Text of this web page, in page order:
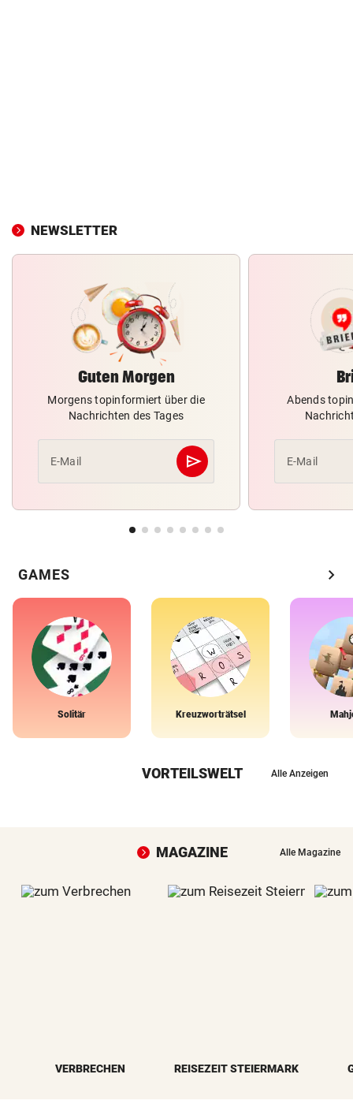
NEWSLETTER
Guten Morgen
Morgens topinformiert über die
Nachrichten des Tages
E-Mail send
Abschicken
Abends
E-Mail
GAMES chevron_right
Solitär Kreuzworträtsel
VORTEILSWELT Alle Anzeigen
MAGAZINE Alle Magazine
VERBRECHEN REISEZEIT STEIERMARK